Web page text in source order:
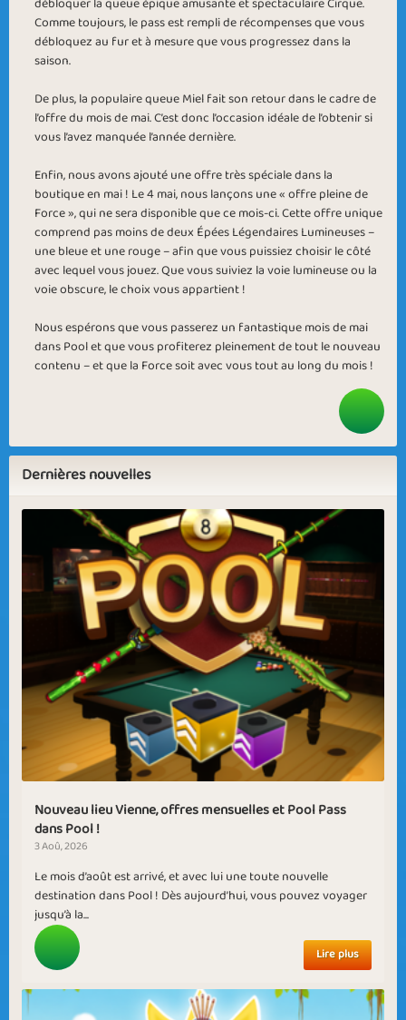
Comme toujours, le pass est rempli de récompenses que vous
débloquez au fur et à mesure que vous progressez dans la
saison.
De plus, la populaire queue Miel fait son retour dans le cadre de
l’offre du mois de mai. C’est donc l’occasion idéale de l’obtenir si
vous l’avez manquée l’année dernière.
Enfin, nous avons ajouté une offre très spéciale dans la
boutique en mai ! Le 4 mai, nous lançons une « offre pleine de
Force », qui ne sera disponible que ce mois-ci. Cette offre unique
comprend pas moins de deux Épées Légendaires Lumineuses –
une bleue et une rouge – afin que vous puissiez choisir le côté
avec lequel vous jouez. Que vous suiviez la voie lumineuse ou la
voie obscure, le choix vous appartient !
Nous espérons que vous passerez un fantastique mois de mai
dans Pool et que vous profiterez pleinement de tout le nouveau
contenu – et que la Force soit avec vous tout au long du mois !
Dernières nouvelles
Nouveau lieu Vienne, offres mensuelles et Pool Pass
dans Pool !
3 Aoû, 2026
Le mois d’août est arrivé, et avec lui une toute nouvelle
destination dans Pool ! Dès aujourd’hui, vous pouvez voyager
jusqu’à la...
Lire plus